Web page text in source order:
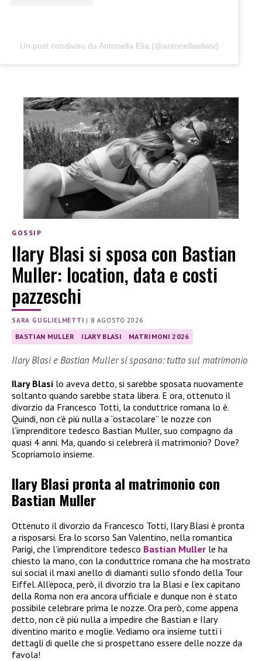
Un post condiviso da Antonella Elia (@antonellaeliatv)
GOSSIP
Ilary Blasi si sposa con Bastian
Muller: location, data e costi
pazzeschi
SARA GUGLIELMETTI | 8 AGOSTO 2026
BASTIAN MULLER ILARY BLASI MATRIMONI 2026
Ilary Blasi e Bastian Muller si sposano: tutto sul matrimonio
Ilary Blasi lo aveva detto, si sarebbe sposata nuovamente
soltanto quando sarebbe stata libera. E ora, ottenuto il
divorzio da Francesco Totti, la conduttrice romana lo è.
Quindi, non c’è più nulla a “ostacolare” le nozze con
l’imprenditore tedesco Bastian Muller, suo compagno da
quasi 4 anni. Ma, quando si celebrerà il matrimonio? Dove?
Scopriamolo insieme.
Ilary Blasi pronta al matrimonio con
Bastian Muller
Ottenuto il divorzio da Francesco Totti, Ilary Blasi è pronta
a risposarsi. Era lo scorso San Valentino, nella romantica
Parigi, che l’imprenditore tedesco Bastian Muller le ha
chiesto la mano, con la conduttrice romana che ha mostrato
sui social il maxi anello di diamanti sullo sfondo della Tour
Eiffel. All’epoca, però, il divorzio tra la Blasi e l’ex capitano
della Roma non era ancora ufficiale e dunque non è stato
possibile celebrare prima le nozze. Ora però, come appena
detto, non c’è più nulla a impedire che Bastian e Ilary
diventino marito e moglie. Vediamo ora insieme tutti i
dettagli di quelle che si prospettano essere delle nozze da
favola!